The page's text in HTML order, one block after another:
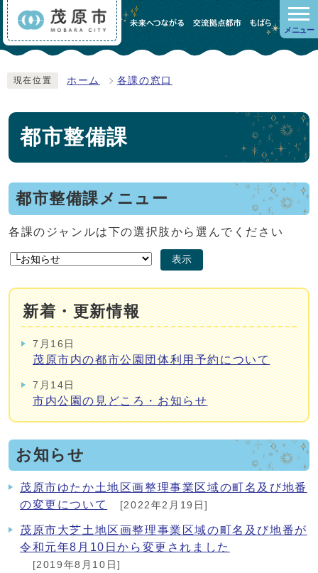
メニュー
現在位置 ホーム 各課の窓口
都市整備課
都市整備課メニュー
各課のジャンルは下の選択肢から選んでください
表示
新着・更新情報
7月16日
茂原市内の都市公園団体利用予約について
7月14日
市内公園の見どころ・お知らせ
お知らせ
茂原市ゆたか土地区画整理事業区域の町名及び地番
の変更について
[2022年2月19日]
茂原市大芝土地区画整理事業区域の町名及び地番が
令和元年8月10日から変更されました
[2019年8月10日]